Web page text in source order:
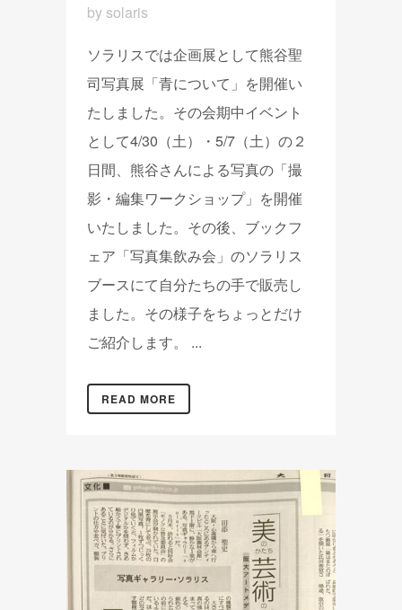
by solaris
ソラリスでは企画展として熊谷聖
司写真展「青について」を開催い
たしました。その会期中イベント
として4/30（土）・5/7（土）の２
日間、熊谷さんによる写真の「撮
影・編集ワークショップ」を開催
いたしました。その後、ブックフ
ェア「写真集飲み会」のソラリス
ブースにて自分たちの手で販売し
ました。その様子をちょっとだけ
ご紹介します。 ...
READ MORE